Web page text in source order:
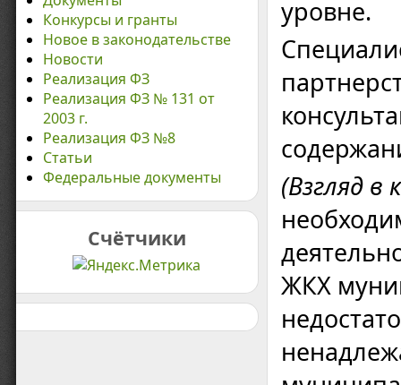
Конкурсы и гранты
Новое в законодательстве
Новости
Реализация ФЗ
Реализация ФЗ № 131 от
2003 г.
Реализация ФЗ №8
Статьи
Федеральные документы
Счётчики
уровне.
(Взгляд в
ЖКХ